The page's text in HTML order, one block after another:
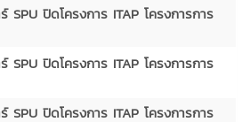
SPU ปิดโครงการ ITAP โครงการการ
SPU ปิดโครงการ ITAP โครงการการ
SPU ปิดโครงการ ITAP โครงการการ